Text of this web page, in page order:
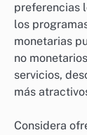
preferencias
los
monetarias
no
servicios,
más
Considera